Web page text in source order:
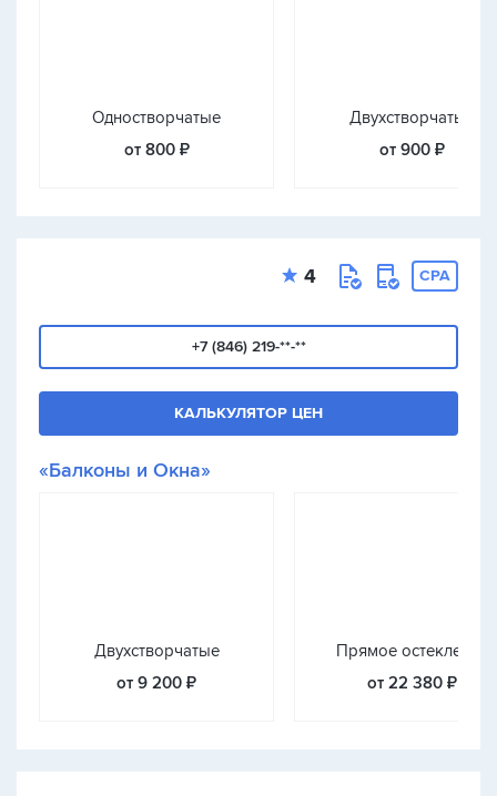
Одностворчатые
от 800 ₽
Двухстворчатые
от 900 ₽
4 CPA
+7 (846) 219-**-**
КАЛЬКУЛЯТОР ЦЕН
«Балконы и Окна»
Двухстворчатые
от 9 200 ₽
Прямое остекление
от 22 380 ₽